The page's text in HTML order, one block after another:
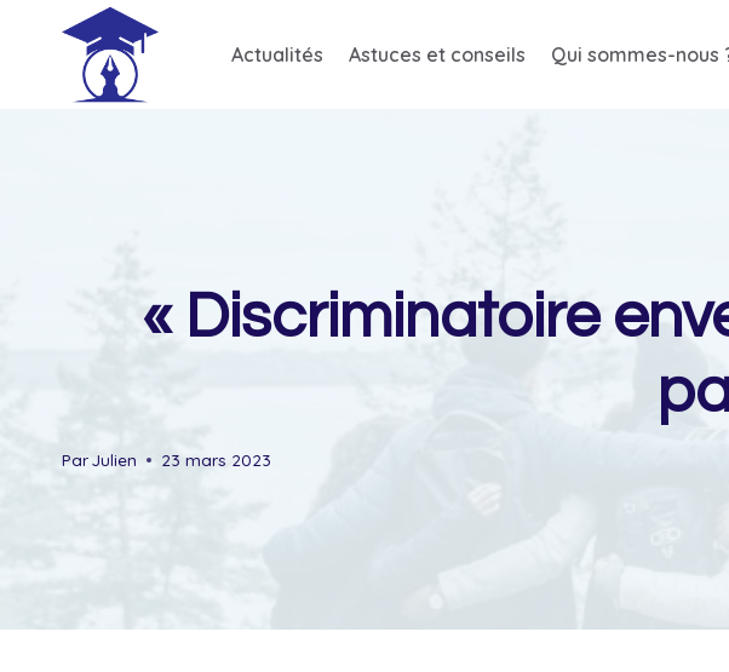
Actualités Astuces et conseils Qui sommes-nous
« Discriminatoire
ParJulien 23 mars 2023